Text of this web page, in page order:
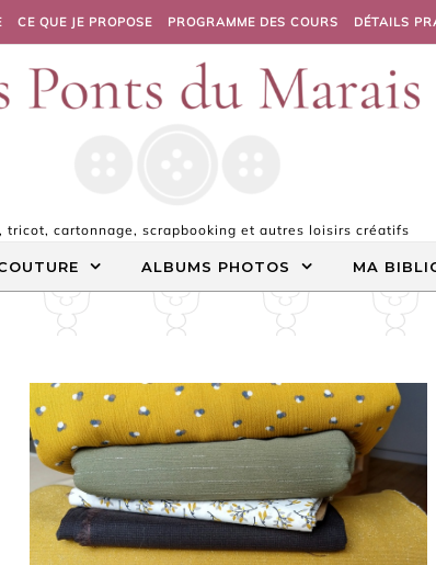
CE QUE JE PROPOSE PROGRAMME DES COURS DÉTAILS
tricot, cartonnage, scrapbooking et autres loisirs créatifs
ALBUMS PHOTOS MA